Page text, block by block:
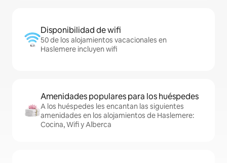
Disponibilidad de wifi
50 de los alojamientos vacacionales en
Haslemere incluyen wifi
Amenidades populares para los huéspedes
A los huéspedes les encantan las siguientes
amenidades en los alojamientos de Haslemere:
Cocina, Wifi y Alberca